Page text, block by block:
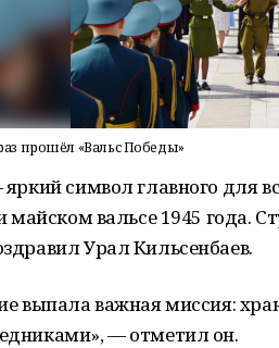
прошёл «Вальс Победы»
символ главного для
майском вальсе 1945 года.
Урал Кильсенбаев.
выпала важная миссия:
— отметил он.